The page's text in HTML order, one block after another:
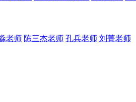
老师 陈三杰老师 孔兵老师 刘菁老师